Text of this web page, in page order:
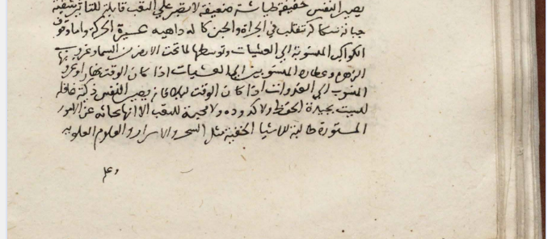
Latin Works
Latin Manuscripts
Latin Early Prints
Images
Texts
Resources